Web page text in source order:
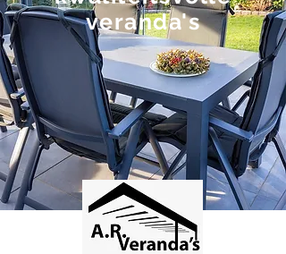
veranda's